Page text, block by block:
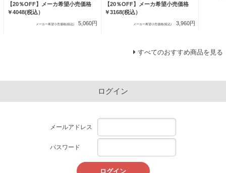
【20％OFF】メーカ希望小売価格
￥4048(税込）
メーカー希望小売価格(税込) 5,060円
【20％OFF】メーカ希望小売価格
￥3168(税込）
メーカー希望小売価格(税込) 3,960円
すべてのおすすめ商品を見る
ログイン
メールアドレス
パスワード
ログイン